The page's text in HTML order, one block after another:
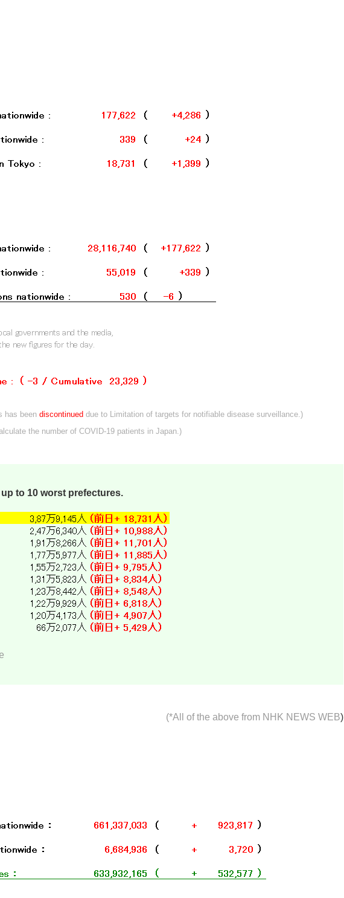
has been discontinued due to Limitation of targets for notifiable disease surveillance.)
the number of COVID-19 patients in Japan.)
to 10 worst prefectures.
(*All of the above from NHK NEWS WEB)